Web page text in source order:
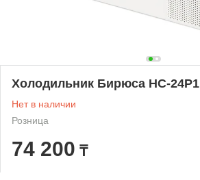
Холодильник Бирюса HC-24P1
Нет в наличии
Розница
74 200 ₸